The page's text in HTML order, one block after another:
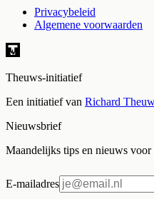
Privacybeleid
Algemene voorwaarden
Theuws-initiatief
Een initiatief van Richard
Nieuwsbrief
Maandelijks tips en nieuws
E-mailadres